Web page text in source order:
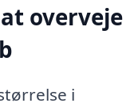
overveje
i